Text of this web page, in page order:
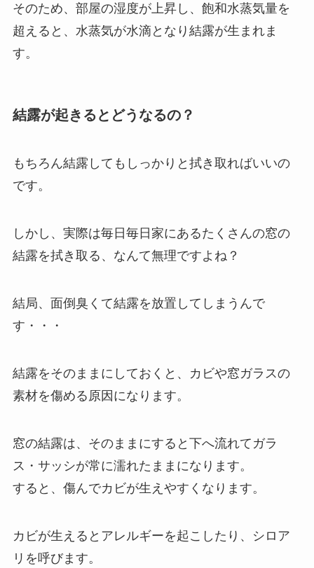
そのため、部屋の湿度が上昇し、飽和水蒸気量を
超えると、水蒸気が水滴となり結露が生まれま
す。
結露が起きるとどうなるの？
もちろん結露してもしっかりと拭き取ればいいの
です。
しかし、実際は毎日毎日家にあるたくさんの窓の
結露を拭き取る、なんて無理ですよね？
結局、面倒臭くて結露を放置してしまうんで
す・・・
結露をそのままにしておくと、カビや窓ガラスの
素材を傷める原因になります。
窓の結露は、そのままにすると下へ流れてガラ
ス・サッシが常に濡れたままになります。
すると、傷んでカビが生えやすくなります。
カビが生えるとアレルギーを起こしたり、シロア
リを呼びます。